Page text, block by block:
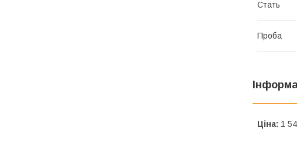
Стать
Проба
Ціна: 1